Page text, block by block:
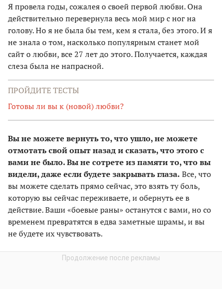
Я провела годы, сожалея о своей первой любви. Она
действительно перевернула весь мой мир с ног на
голову. Но я не была бы тем, кем я стала, без этого. И я
не знала о том, насколько популярным станет мой
сайт о любви, все 27 лет до этого. Получается, каждая
слеза была не напрасной.
ПРОЙДИТЕ ТЕСТЫ
Готовы ли вы к (новой) любви?
Вы не можете вернуть то, что ушло, не можете
отмотать свой опыт назад и сказать, что этого с
вами не было. Вы не сотрете из памяти то, что вы
видели, даже если будете закрывать глаза. Все, что
вы можете сделать прямо сейчас, это взять ту боль,
которую вы сейчас переживаете, и обернуть ее в
действие. Ваши «боевые раны» останутся с вами, но со
временем превратятся в едва заметные шрамы, и вы
не будете их чувствовать.